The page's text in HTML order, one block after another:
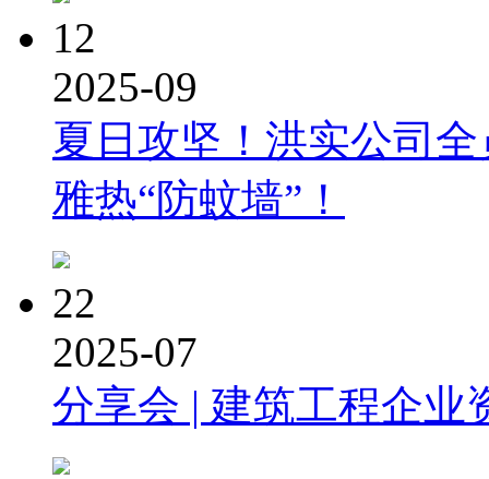
12
2025-09
夏日攻坚！洪实公司
雅热“防蚊墙”！
22
2025-07
分享会 | 建筑工程企业